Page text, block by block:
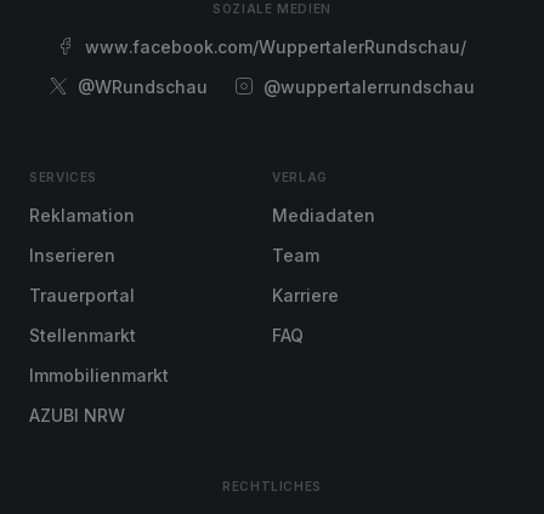
SOZIALE MEDIEN
www.facebook.com/WuppertalerRundschau/
@WRundschau
@wuppertalerrundschau
SERVICES
Reklamation
Inserieren
Trauerportal
Stellenmarkt
Immobilienmarkt
AZUBI NRW
VERLAG
Mediadaten
Team
Karriere
FAQ
RECHTLICHES